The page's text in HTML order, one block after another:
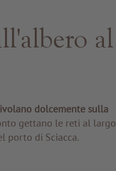
al
dolcemente sulla
gettano le reti al largo
porto di Sciacca.